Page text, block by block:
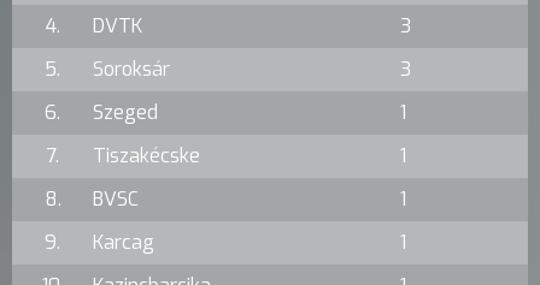
4.
DVTK
3
5.
Soroksár
3
6.
Szeged
1
7.
Tiszakécske
1
8.
BVSC
1
9.
Karcag
1